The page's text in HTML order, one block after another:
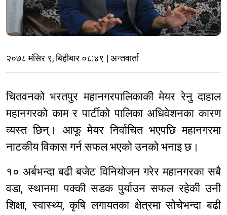
२०७८ मंसिर ९, बिहीबार ०८:४९ | अन्तवार्ता
चितवनको भरतपुर महानगरपालिकाकी मेयर रेनु दाहाल
महानगरको काम र पार्टीको पालिका अधिवेशनका कारण
व्यस्त छिन्। आफू मेयर निर्वाचित भएपछि महानगरमा
नाटकीय विकास गर्न सफल भएको उनको भनाइ छ।
१० अर्बभन्दा बढी बजेट विनियोजन गरेर महानगरका सबै
वडा, स्थानमा पक्की सडक पुर्याउन सफल रहेकी उनी
शिक्षा, स्वास्थ्य, कृषि लगायतका क्षेत्रमा सोचेभन्दा बढी